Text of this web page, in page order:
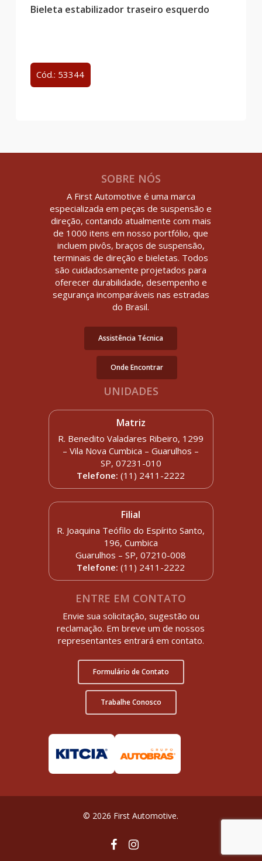
Bieleta estabilizador traseiro esquerdo
Cód.: 53344
SOBRE NÓS
A First Automotive é uma marca
especializada em peças de suspensão e
direção, contando atualmente com mais
de 1000 itens em nosso portfólio, que
incluem pivôs, braços de suspensão,
terminais de direção e bieletas. Todos
são cuidadosamente projetados para
oferecer durabilidade, desempenho e
segurança incomparáveis nas estradas
do Brasil.
Assistência Técnica
Onde Encontrar
UNIDADES
Matriz
R. Benedito Valadares Ribeiro, 1299
– Vila Nova Cumbica – Guarulhos –
SP, 07231-010
Telefone:(11) 2411-2222
Filial
R. Joaquina Teófilo do Espírito Santo,
196, Cumbica
Guarulhos – SP, 07210-008
Telefone: (11) 2411-2222
ENTRE EM CONTATO
Envie sua solicitação, sugestão ou
reclamação. Em breve um de nossos
representantes entrará em contato.
Formulário de Contato
Trabalhe Conosco
© 2026 First Automotive.
facebookinstagram